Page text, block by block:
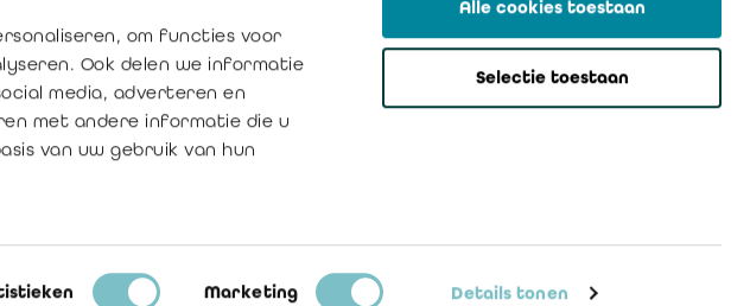
om functies voor
Ook delen we informatie
media, adverteren en
met andere informatie die u
van uw gebruik van hun
Marketing Details tonen
Alle cookies toestaan
Selectie toestaan
beroep in cijfers
linkedin
Privacybeleid Cookies